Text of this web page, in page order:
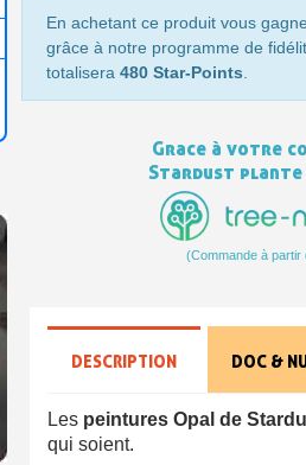
En achetant ce produit vous
grâce à notre programme de
totalisera 480 Star-Points.
Grace à votre
Stardust plante
(Commande à partir
DESCRIPTION DOC &
Les peintures Opal de
qui soient.